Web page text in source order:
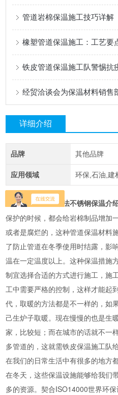
管道岩棉保温施工技巧详解
橡塑管道保温施工：工艺要
铁皮管道保温施工队警惕抗
经贸洽谈会为保温材料销售
详细介绍
品牌 其他品牌
应用领域 环保,石油,建
铝铁皮保温施工做法不锈钢保温介
保护的时候，都会给岩棉制品增加
或者是腐烂的，这种管道保温材料
了防止管道在冬季使用时结露，影
温在一定温度以上。这种保温措施
制宜选择合适的方式进行施工，施
工中需要严格的控制，这样才能起
代，取暖的方法都是不一样的，如
己生炉子取暖。现在慢慢的也是生
家，比较短；而在城市的话就不一
多管道的，这就需铁皮保温施工队
在我们的日常生活中有很多的地方
在冬天，这些保温设施能够给我们
多的资源。契合ISO14000世界环